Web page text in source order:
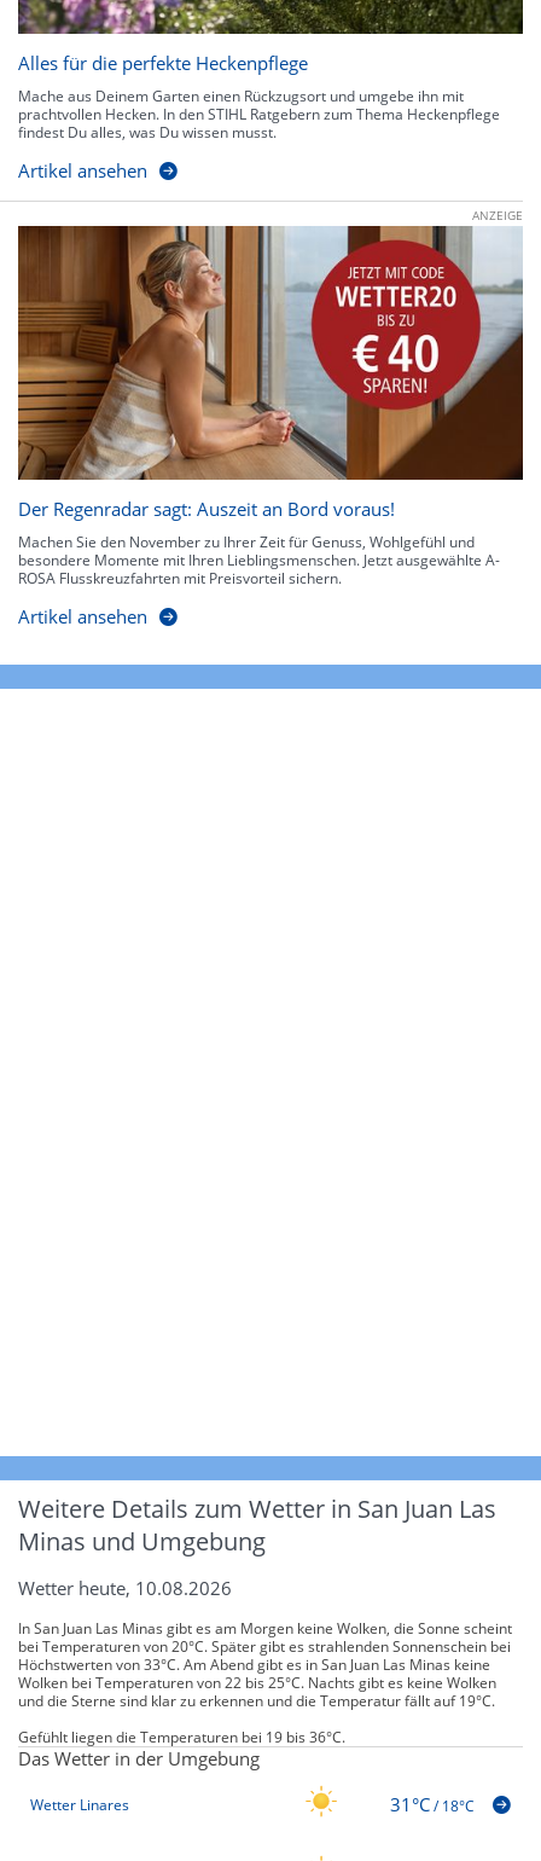
Alles für die perfekte Heckenpflege
Mache aus Deinem Garten einen Rückzugsort und umgebe ihn mit
prachtvollen Hecken. In den STIHL Ratgebern zum Thema Heckenpflege
findest Du alles, was Du wissen musst.
Artikel ansehen
ANZEIGE
Der Regenradar sagt: Auszeit an Bord voraus!
Machen Sie den November zu Ihrer Zeit für Genuss, Wohlgefühl und
besondere Momente mit Ihren Lieblingsmenschen. Jetzt ausgewählte A-
ROSA Flusskreuzfahrten mit Preisvorteil sichern.
Artikel ansehen
Weitere Details zum Wetter in San Juan Las
Minas und Umgebung
Wetter heute, 10.08.2026
In San Juan Las Minas gibt es am Morgen keine Wolken, die Sonne scheint
bei Temperaturen von 20°C. Später gibt es strahlenden Sonnenschein bei
Höchstwerten von 33°C. Am Abend gibt es in San Juan Las Minas keine
Wolken bei Temperaturen von 22 bis 25°C. Nachts gibt es keine Wolken
und die Sterne sind klar zu erkennen und die Temperatur fällt auf 19°C.
Gefühlt liegen die Temperaturen bei 19 bis 36°C.
Das Wetter in der Umgebung
Wetter Linares 31°C/18°C